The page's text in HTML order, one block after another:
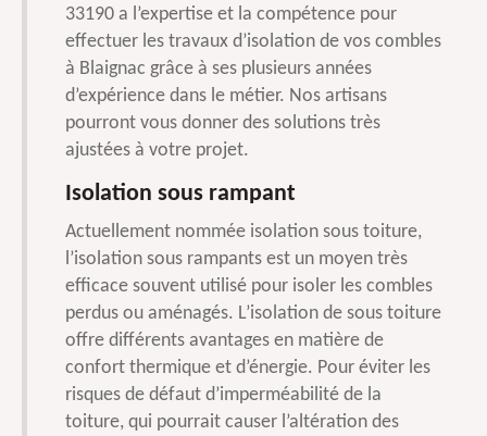
33190 a l’expertise et la compétence pour
effectuer les travaux d’isolation de vos combles
à Blaignac grâce à ses plusieurs années
d’expérience dans le métier. Nos artisans
pourront vous donner des solutions très
ajustées à votre projet.
Isolation sous rampant
Actuellement nommée isolation sous toiture,
l’isolation sous rampants est un moyen très
efficace souvent utilisé pour isoler les combles
perdus ou aménagés. L’isolation de sous toiture
offre différents avantages en matière de
confort thermique et d’énergie. Pour éviter les
risques de défaut d’imperméabilité de la
toiture, qui pourrait causer l’altération des